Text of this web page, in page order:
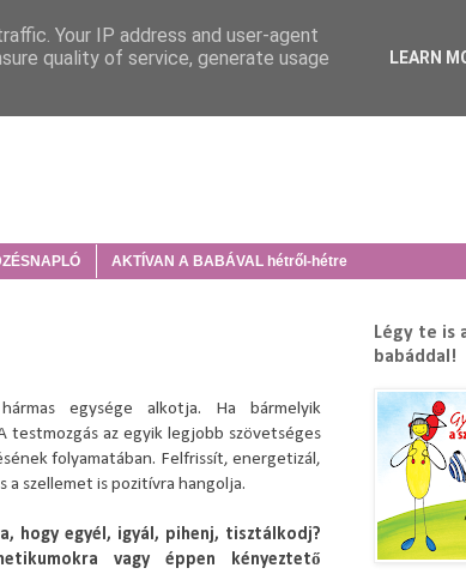
AKTÍVAN A BABÁVAL hétről-hétre
egysége alkotja. Ha bármelyik
testmozgás az egyik legjobb szövetséges
folyamatában. Felfrissít, energetizál,
a szellemet is pozitívra hangolja.
hogy egyél, igyál, pihenj, tisztálkodj?
vagy éppen kényeztető
Légy te is
babáddal!
Your IP address and user-agent
quality of service, generate usage
LEARN